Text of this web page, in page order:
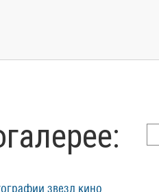
звезд кино